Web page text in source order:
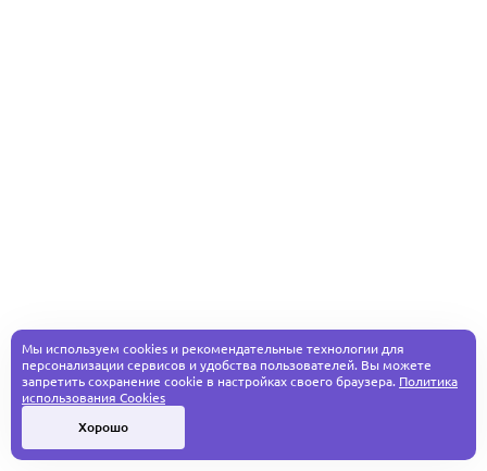
Мы используем cookies и рекомендательные технологии для
персонализации сервисов и удобства пользователей. Вы можете
запретить сохранение cookie в настройках своего браузера. Политика
использования Cookies
Хорошо